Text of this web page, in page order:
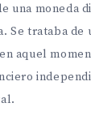
una moneda
Se trataba de
aquel